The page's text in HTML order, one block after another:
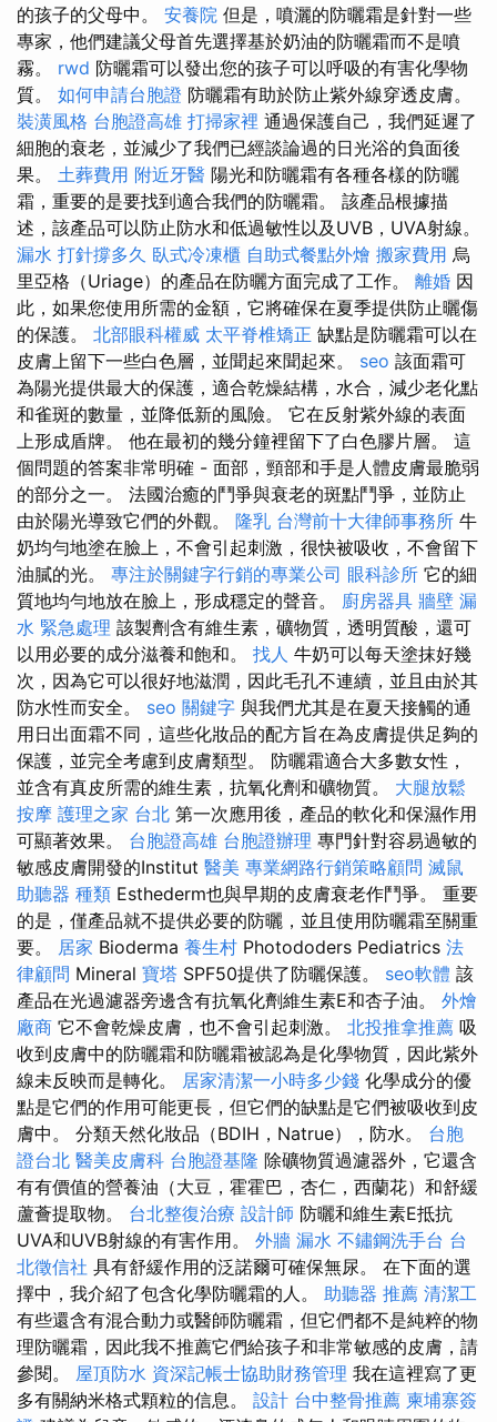
的孩子的父母中。 安養院 但是，噴灑的防曬霜是針對一些
專家，他們建議父母首先選擇基於奶油的防曬霜而不是噴
霧。 rwd 防曬霜可以發出您的孩子可以呼吸的有害化學物
質。 如何申請台胞證 防曬霜有助於防止紫外線穿透皮膚。
裝潢風格 台胞證高雄 打掃家裡 通過保護自己，我們延遲了
細胞的衰老，並減少了我們已經談論過的日光浴的負面後
果。 土葬費用 附近牙醫 陽光和防曬霜有各種各樣的防曬
霜，重要的是要找到適合我們的防曬霜。 該產品根據描
述，該產品可以防止防水和低過敏性以及UVB，UVA射線。
漏水 打針撐多久 臥式冷凍櫃 自助式餐點外燴 搬家費用 烏
里亞格（Uriage）的產品在防曬方面完成了工作。 離婚 因
此，如果您使用所需的金額，它將確保在夏季提供防止曬傷
的保護。 北部眼科權威 太平脊椎矯正 缺點是防曬霜可以在
皮膚上留下一些白色層，並聞起來聞起來。 seo 該面霜可
為陽光提供最大的保護，適合乾燥結構，水合，減少老化點
和雀斑的數量，並降低新的風險。 它在反射紫外線的表面
上形成盾牌。 他在最初的幾分鐘裡留下了白色膠片層。 這
個問題的答案非常明確 - 面部，頸部和手是人體皮膚最脆弱
的部分之一。 法國治癒的鬥爭與衰老的斑點鬥爭，並防止
由於陽光導致它們的外觀。 隆乳 台灣前十大律師事務所 牛
奶均勻地塗在臉上，不會引起刺激，很快被吸收，不會留下
油膩的光。 專注於關鍵字行銷的專業公司 眼科診所 它的細
質地均勻地放在臉上，形成穩定的聲音。 廚房器具 牆壁 漏
水 緊急處理 該製劑含有維生素，礦物質，透明質酸，還可
以用必要的成分滋養和飽和。 找人 牛奶可以每天塗抹好幾
次，因為它可以很好地滋潤，因此毛孔不連續，並且由於其
防水性而安全。 seo 關鍵字 與我們尤其是在夏天接觸的通
用日出面霜不同，這些化妝品的配方旨在為皮膚提供足夠的
保護，並完全考慮到皮膚類型。 防曬霜適合大多數女性，
並含有真皮所需的維生素，抗氧化劑和礦物質。 大腿放鬆
按摩 護理之家 台北 第一次應用後，產品的軟化和保濕作用
可顯著效果。 台胞證高雄 台胞證辦理 專門針對容易過敏的
敏感皮膚開發的Institut 醫美 專業網路行銷策略顧問 滅鼠
助聽器 種類 Esthederm也與早期的皮膚衰老作鬥爭。 重要
的是，僅產品就不提供必要的防曬，並且使用防曬霜至關重
要。 居家 Bioderma 養生村 Photododers Pediatrics 法
律顧問 Mineral 寶塔 SPF50提供了防曬保護。 seo軟體 該
產品在光過濾器旁邊含有抗氧化劑維生素E和杏子油。 外燴
廠商 它不會乾燥皮膚，也不會引起刺激。 北投推拿推薦 吸
收到皮膚中的防曬霜和防曬霜被認為是化學物質，因此紫外
線未反映而是轉化。 居家清潔一小時多少錢 化學成分的優
點是它們的作用可能更長，但它們的缺點是它們被吸收到皮
膚中。 分類天然化妝品（BDIH，Natrue），防水。 台胞
證台北 醫美皮膚科 台胞證基隆 除礦物質過濾器外，它還含
有有價值的營養油（大豆，霍霍巴，杏仁，西蘭花）和舒緩
蘆薈提取物。 台北整復治療 設計師 防曬和維生素E抵抗
UVA和UVB射線的有害作用。 外牆 漏水 不鏽鋼洗手台 台
北徵信社 具有舒緩作用的泛諾爾可確保無尿。 在下面的選
擇中，我介紹了包含化學防曬霜的人。 助聽器 推薦 清潔工
有些還含有混合動力或醫師防曬霜，但它們都不是純粹的物
理防曬霜，因此我不推薦它們給孩子和非常敏感的皮膚，請
參閱。 屋頂防水 資深記帳士協助財務管理 我在這裡寫了更
多有關納米格式顆粒的信息。 設計 台中整骨推薦 柬埔寨簽